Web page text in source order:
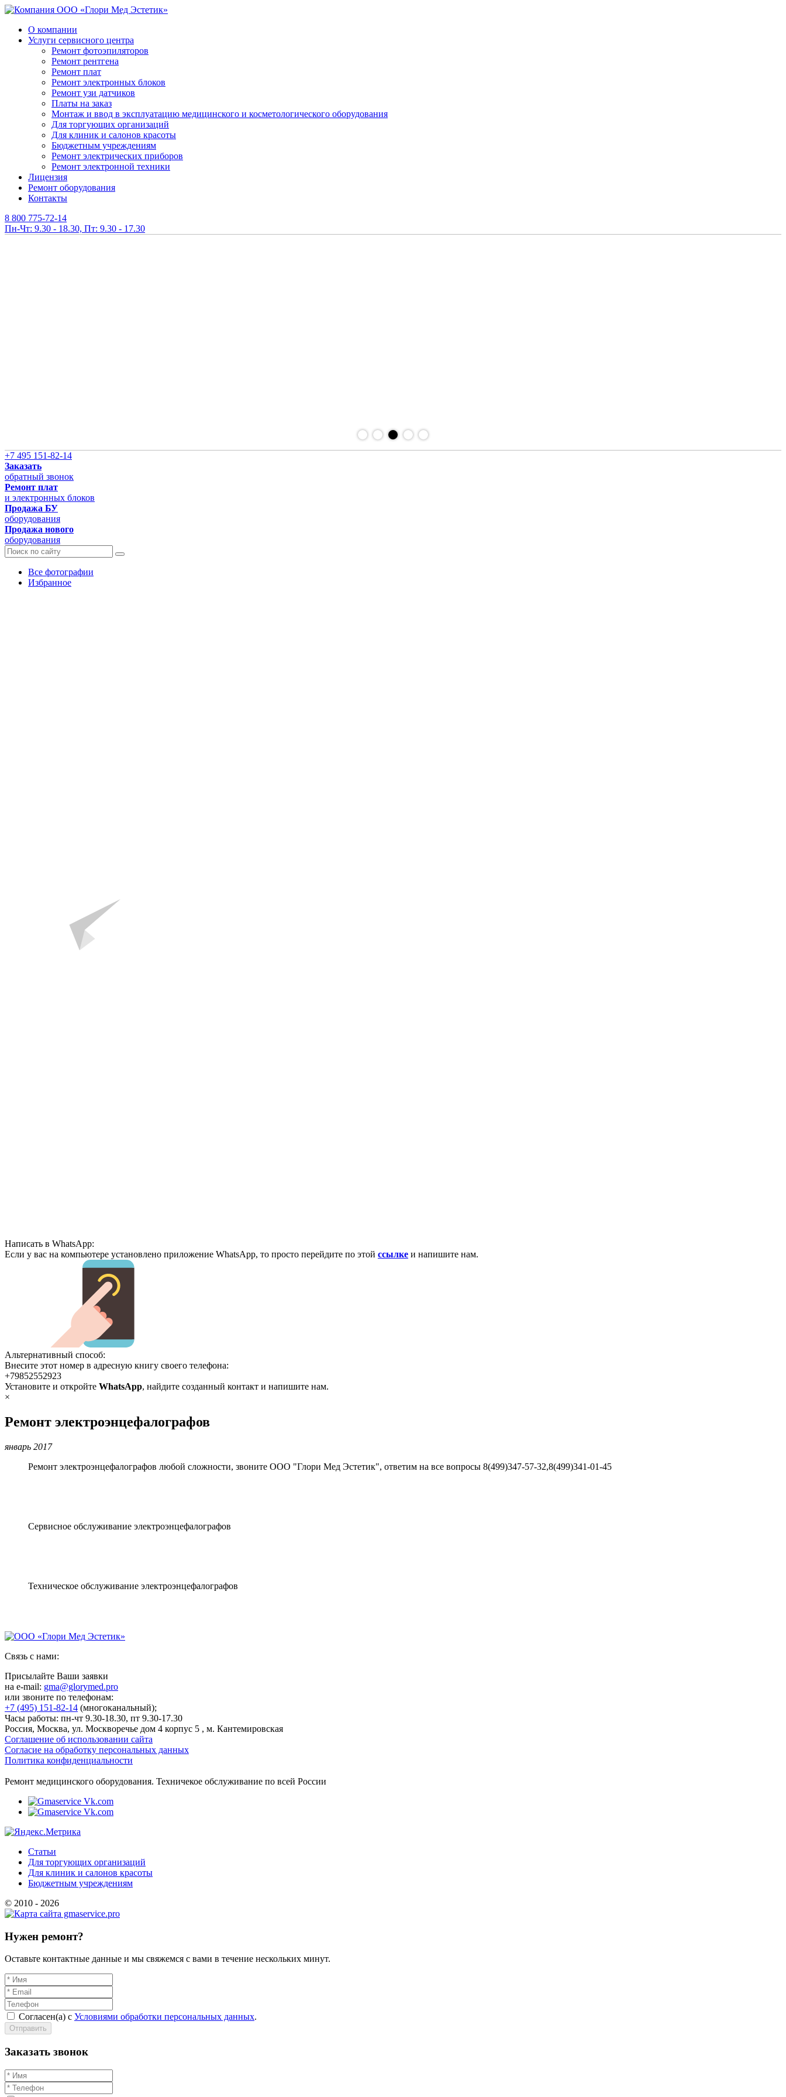
О компании
Услуги сервисного центра
Ремонт фотоэпиляторов
Ремонт рентгена
Ремонт плат
Ремонт электронных блоков
Ремонт узи датчиков
Платы на заказ
Монтаж и ввод в эксплуатацию медицинского и косметологического оборудования
Для торгующих организаций
Для клиник и салонов красоты
Бюджетным учреждениям
Ремонт электрических приборов
Ремонт электронной техники
Лицензия
Ремонт оборудования
Контакты
8 800 775-72-14
Пн-Чт: 9.30 - 18.30, Пт: 9.30 - 17.30
+7 495 151-82-14
Заказать
обратный звонок
Ремонт плат
и электронных блоков
Продажа БУ
оборудования
Продажа нового
оборудования
Все фотографии
Избранное
Написать в WhatsApp:
Если у вас на компьютере установлено приложение WhatsApp, то просто перейдите по этой ссылке и напишите нам.
Альтернативный способ:
Внесите этот номер в адресную книгу своего телефона:
+79852552923
Установите и откройте WhatsApp, найдите созданный контакт и напишите нам.
×
Ремонт электроэнцефалографов
январь 2017
Ремонт электроэнцефалографов любой сложности, звоните ООО "Глори Мед Эстетик", ответим на все вопросы 8(499)347-57-32,8(499)341-01-45
Сервисное обслуживание электроэнцефалографов
Техническое обслуживание электроэнцефалографов
Связь с нами:
Присылайте Ваши заявки
на e-mail: gma@glorymed.pro
или звоните по телефонам:
+7 (495) 151-82-14 (многоканальный);
Часы работы: пн-чт 9.30-18.30, пт 9.30-17.30
Россия, Москва, ул. Москворечье дом 4 корпус 5 , м. Кантемировская
Соглашение об использовании сайта
Согласие на обработку персональных данных
Политика конфиденциальности
Ремонт медицинского оборудования. Техничекое обслуживание по всей России
Статьи
Для торгующих организаций
Для клиник и салонов красоты
Бюджетным учреждениям
© 2010 - 2026
Нужен ремонт?
Оставьте контактные данные и мы свяжемся с вами в течение нескольких минут.
Согласен(а) с Условиями обработки персональных данных.
Отправить
Заказать звонок